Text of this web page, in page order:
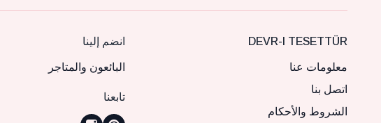
DEVR-I TESETTÜR
معلومات عنا
اتصل بنا
الشروط والأحكام
انضم إلينا
البائعون والمتاجر
تابعنا